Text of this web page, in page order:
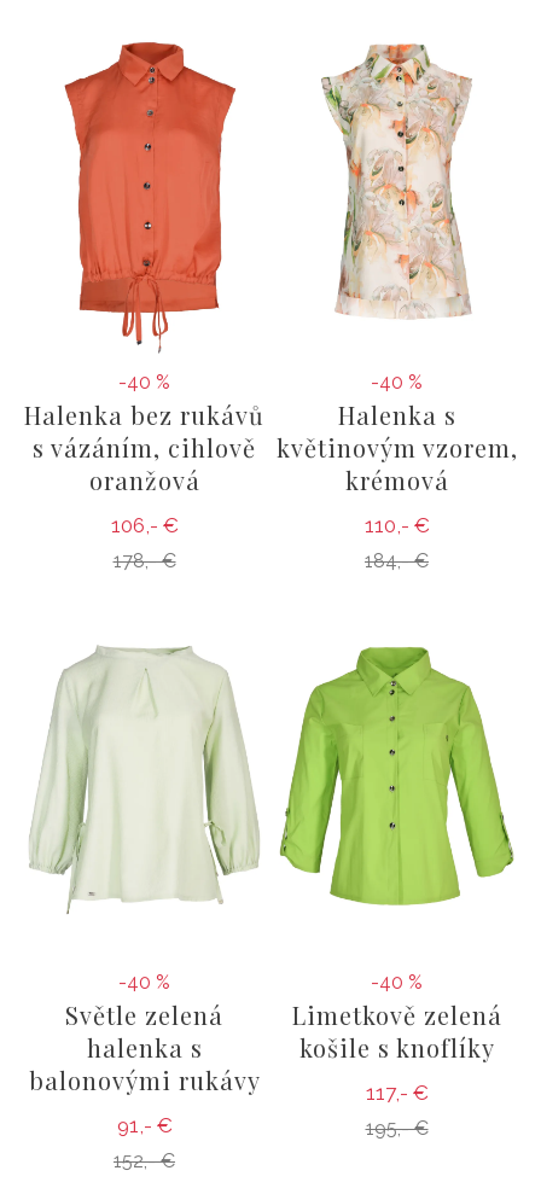
-40 %
Halenka bez rukávů
s vázáním, cihlově
oranžová
106,- €
178,- €
-40 %
Halenka s
květinovým vzorem,
krémová
110,- €
184,- €
-40 %
Světle zelená
halenka s
balonovými rukávy
91,- €
152,- €
-40 %
Limetkově zelená
košile s knoflíky
117,- €
195,- €